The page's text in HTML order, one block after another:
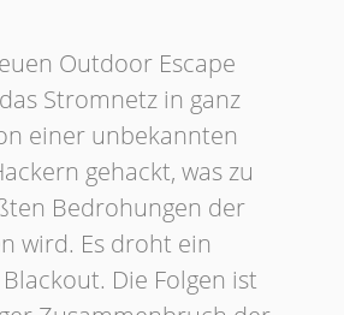
Outdoor Escape
Stromnetz in ganz
einer unbekannten
gehackt, was zu
Bedrohungen der
wird. Es droht ein
Die Folgen ist